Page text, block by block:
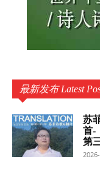
最新发布 Latest
苏
首-
第